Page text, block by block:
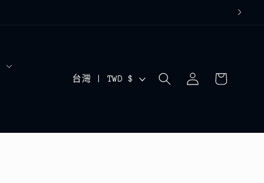
國
台灣 | TWD $
登
入
物